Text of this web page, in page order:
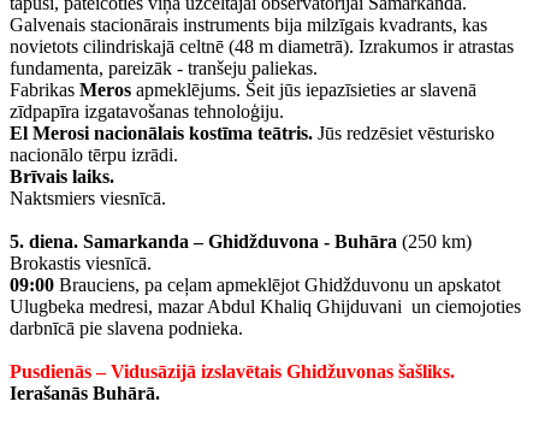
Galvenais stacionārais instruments bija milzīgais kvadrants, kas
novietots cilindriskajā celtnē (48 m diametrā). Izrakumos ir atrastas
fundamenta, pareizāk - tranšeju paliekas.
Fabrikas Meros apmeklējums. Šeit jūs iepazīsieties ar slavenā
zīdpapīra izgatavošanas tehnoloģiju.
El Merosi nacionālais kostīma teātris. Jūs redzēsiet vēsturisko
nacionālo tērpu izrādi.
Brīvais laiks.
Naktsmiers viesnīcā.
5. diena. Samarkanda – Ghidžduvona - Buhāra (250 km)
Brokastis viesnīcā.
09:00 Brauciens, pa ceļam apmeklējot Ghidžduvonu un apskatot
Ulugbeka medresi, mazar Abdul Khaliq Ghijduvani un ciemojoties
darbnīcā pie slavena podnieka.
Pusdienās – Vidusāzijā izslavētais Ghidžuvonas šašliks.
Ierašanās Buhārā.